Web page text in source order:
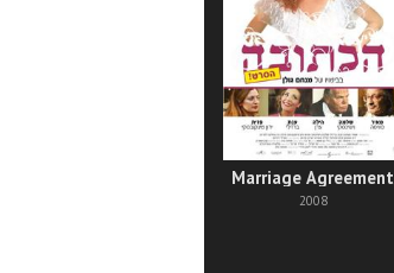
Marriage Agreement
2008